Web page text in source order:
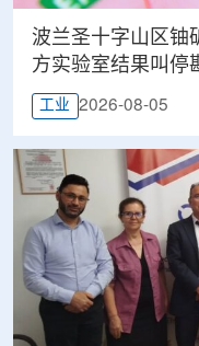
波兰圣十字山区铀
方实验室结果叫停
工业 2026-08-05